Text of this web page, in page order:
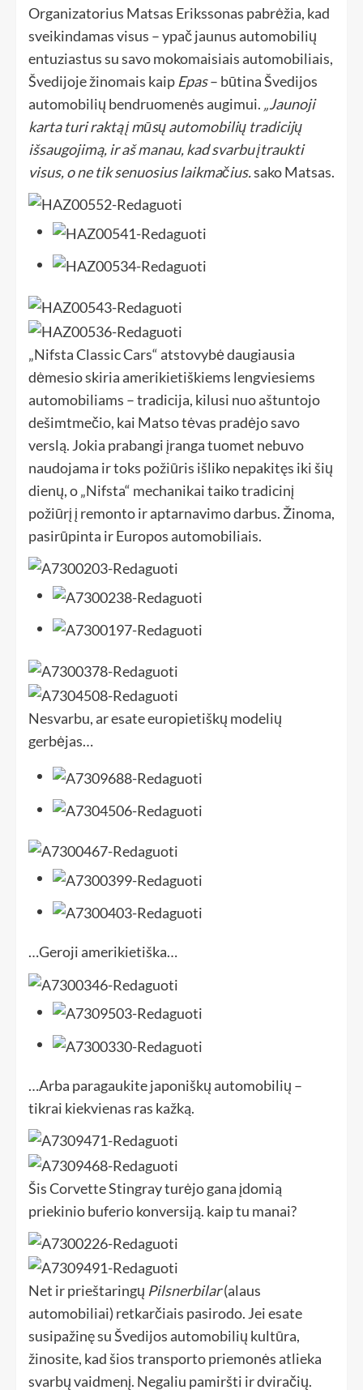
Organizatorius Matsas Erikssonas pabrėžia, kad
sveikindamas visus – ypač jaunus automobilių
entuziastus su savo mokomaisiais automobiliais,
Švedijoje žinomais kaip Epas– būtina Švedijos
automobilių bendruomenės augimui. „Jaunoji
karta turi raktą į mūsų automobilių tradicijų
išsaugojimą, ir aš manau, kad svarbu įtraukti
visus, o ne tik senuosius laikmačius.sako Matsas.
„Nifsta Classic Cars“ atstovybė daugiausia
dėmesio skiria amerikietiškiems lengviesiems
automobiliams – tradicija, kilusi nuo aštuntojo
dešimtmečio, kai Matso tėvas pradėjo savo
verslą. Jokia prabangi įranga tuomet nebuvo
naudojama ir toks požiūris išliko nepakitęs iki šių
dienų, o „Nifsta“ mechanikai taiko tradicinį
požiūrį į remonto ir aptarnavimo darbus. Žinoma,
pasirūpinta ir Europos automobiliais.
Nesvarbu, ar esate europietiškų modelių
gerbėjas…
…Geroji amerikietiška…
…Arba paragaukite japoniškų automobilių –
tikrai kiekvienas ras kažką.
Šis Corvette Stingray turėjo gana įdomią
priekinio buferio konversiją. kaip tu manai?
Net ir prieštaringų Pilsnerbilar(alaus
automobiliai) retkarčiais pasirodo. Jei esate
susipažinę su Švedijos automobilių kultūra,
žinosite, kad šios transporto priemonės atlieka
svarbų vaidmenį. Negaliu pamiršti ir dviračių.